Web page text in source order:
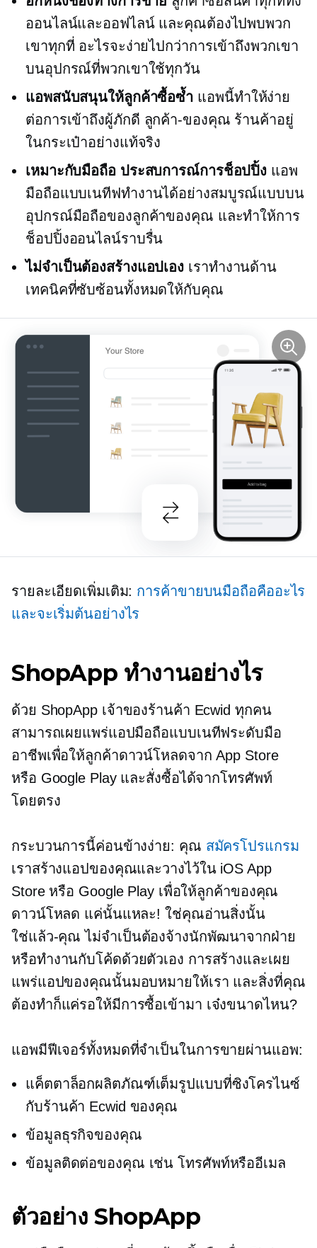
ออนไลน์และออฟไลน์ และคุณต้องไปพบพวก
เขาทุกที่ อะไรจะง่ายไปกว่าการเข้าถึงพวกเขา
บนอุปกรณ์ที่พวกเขาใช้ทุกวัน
แอพสนับสนุนให้ลูกค้าซื้อซ้ำ แอพนี้ทำให้ง่าย
ต่อการเข้าถึงผู้ภักดี ลูกค้า-ของคุณ ร้านค้าอยู่
ในกระเป๋าอย่างแท้จริง
เหมาะกับมือถือ ประสบการณ์การช็อปปิ้ง แอพ
มือถือแบบเนทีฟทำงานได้อย่างสมบูรณ์แบบบน
อุปกรณ์มือถือของลูกค้าของคุณ และทำให้การ
ช็อปปิ้งออนไลน์ราบรื่น
ไม่จำเป็นต้องสร้างแอปเอง เราทำงานด้าน
เทคนิคที่ซับซ้อนทั้งหมดให้กับคุณ
รายละเอียดเพิ่มเติม: การค้าขายบนมือถือคืออะไร
และจะเริ่มต้นอย่างไร
ShopApp ทำงานอย่างไร
ด้วย ShopApp เจ้าของร้านค้า Ecwid ทุกคน
สามารถเผยแพร่แอปมือถือแบบเนทีฟระดับมือ
อาชีพเพื่อให้ลูกค้าดาวน์โหลดจาก App Store
หรือ Google Play และสั่งซื้อได้จากโทรศัพท์
โดยตรง
กระบวนการนี้ค่อนข้างง่าย: คุณ สมัครโปรแกรม
เราสร้างแอปของคุณและวางไว้ใน iOS App
Store หรือ Google Play เพื่อให้ลูกค้าของคุณ
ดาวน์โหลด แค่นั้นแหละ! ใช่คุณอ่านสิ่งนั้น
ใช่แล้ว-คุณ ไม่จำเป็นต้องจ้างนักพัฒนาจากฝ่าย
หรือทำงานกับโค้ดด้วยตัวเอง การสร้างและเผย
แพร่แอปของคุณนั้นมอบหมายให้เรา และสิ่งที่คุณ
ต้องทำก็แค่รอให้มีการซื้อเข้ามา เจ๋งขนาดไหน?
แอพมีฟีเจอร์ทั้งหมดที่จำเป็นในการขายผ่านแอพ:
แค็ตตาล็อกผลิตภัณฑ์เต็มรูปแบบที่ซิงโครไนซ์
กับร้านค้า Ecwid ของคุณ
ข้อมูลธุรกิจของคุณ
ข้อมูลติดต่อของคุณ เช่น โทรศัพท์หรืออีเมล
ตัวอย่าง ShopApp